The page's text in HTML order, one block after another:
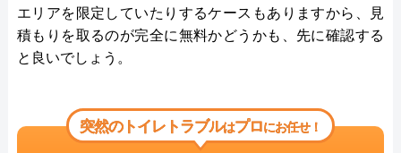
エリアを限定していたりするケースもありますから、見
積もりを取るのが完全に無料かどうかも、先に確認する
と良いでしょう。
突然のトイレトラブルはプロにお任せ！